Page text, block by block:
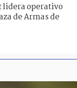
lidera operativo
de Armas de